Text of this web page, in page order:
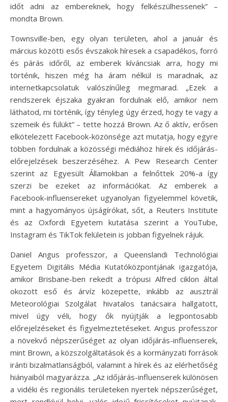
időt adni az embereknek, hogy felkészülhessenek” –
mondta Brown.
Townsville-ben, egy olyan területen, ahol a január és
március közötti esős évszakok híresek a csapadékos, forró
és párás időről, az emberek kíváncsiak arra, hogy mi
történik, hiszen még ha áram nélkül is maradnak, az
internetkapcsolatuk valószínűleg megmarad. „Ezek a
rendszerek éjszaka gyakran fordulnak elő, amikor nem
láthatod, mi történik, így tényleg úgy érzed, hogy te vagy a
szemeik és fülükt” – tette hozzá Brown. Az ő aktív, erősen
elkötelezett Facebook-közönsége azt mutatja, hogy egyre
többen fordulnak a közösségi médiához hírek és időjárás-
előrejelzések beszerzéséhez. A Pew Research Center
szerint az Egyesült Államokban a felnőttek 20%-a így
szerzi be ezeket az információkat. Az emberek a
Facebook-influensereket ugyanolyan figyelemmel követik,
mint a hagyományos újságírókat, sőt, a Reuters Institute
és az Oxfordi Egyetem kutatása szerint a YouTube,
Instagram és TikTok felületein is jobban figyelnek rájuk.
Daniel Angus professzor, a Queenslandi Technológiai
Egyetem Digitális Média Kutatóközpontjának igazgatója,
amikor Brisbane-ben rekedt a trópusi Alfred ciklon által
okozott eső és árvíz közepette, inkább az ausztrál
Meteorológiai Szolgálat hivatalos tanácsaira hallgatott,
mivel úgy véli, hogy ők nyújtják a legpontosabb
előrejelzéseket és figyelmeztetéseket. Angus professzor
a növekvő népszerűséget az olyan időjárás-influenserek,
mint Brown, a közszolgáltatások és a kormányzati források
iránti bizalmatlanságból, valamint a hírek és az elérhetőség
hiányaiból magyarázza. „Az időjárás-influenserek különösen
a vidéki és regionális területeken nyertek népszerűséget,